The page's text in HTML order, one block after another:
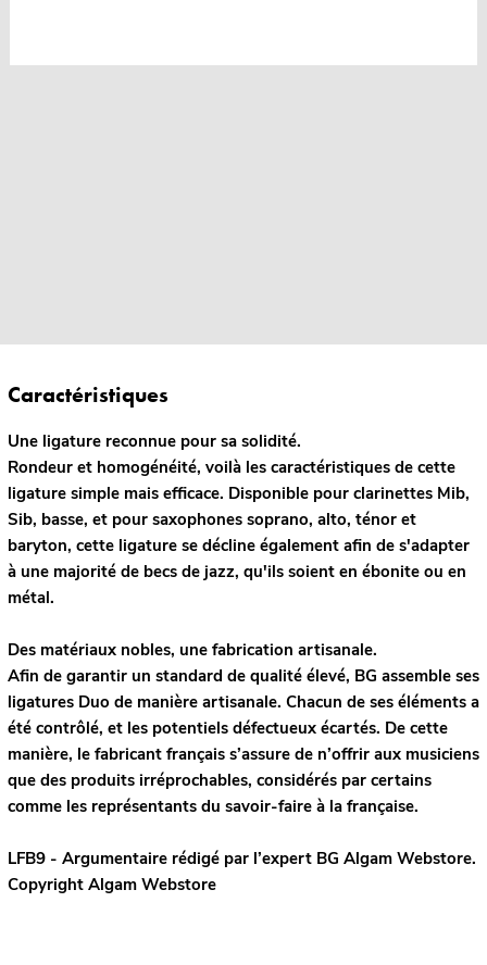
Caractéristiques
Une ligature reconnue pour sa solidité.
Rondeur et homogénéité, voilà les caractéristiques de cette
ligature simple mais efficace. Disponible pour clarinettes Mib,
Sib, basse, et pour saxophones soprano, alto, ténor et
baryton, cette ligature se décline également afin de s'adapter
à une majorité de becs de jazz, qu'ils soient en ébonite ou en
métal.
Des matériaux nobles, une fabrication artisanale.
Afin de garantir un standard de qualité élevé, BG assemble ses
ligatures Duo de manière artisanale. Chacun de ses éléments a
été contrôlé, et les potentiels défectueux écartés. De cette
manière, le fabricant français s’assure de n’offrir aux musiciens
que des produits irréprochables, considérés par certains
comme les représentants du savoir-faire à la française.
LFB9 - Argumentaire rédigé par l’expert BG Algam Webstore.
Copyright Algam Webstore